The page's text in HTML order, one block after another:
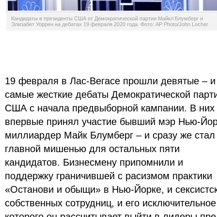
Кандидаты в президенты США от Демократической партии Майкл Блумберг и
Элизабет Уоррен на дебатах 19 февраля 2020 года. Фото: AP Photo/John Locher
19 февраля в Лас-Вегасе прошли девятые – и
самые жесткие дебаты Демократической
США с начала предвыборной кампании. В них
впервые принял участие бывший мэр Нью-
миллиардер Майк Блумберг – и сразу же стал
главной мишенью для остальных пяти
кандидатов. Бизнесмену припомнили и
поддержку граничившей с расизмом практики
«Останови и обыщи» в Нью-Йорке, и
собственных сотрудниц, и его